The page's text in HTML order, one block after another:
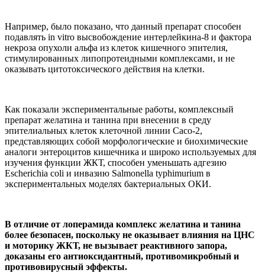
Например, было показано, что данный препарат способен
подавлять in vitro высвобождение интерлейкина-8 и фактора
некроза опухоли альфа из клеток кишечного эпителия,
стимулированных липопротеидными комплексами, и не
оказывать цитотоксического действия на клетки.
Как показали экспериментальные работы, комплексный
препарат желатина и танина при внесении в среду
эпителиальных клеток клеточной линии Сасо-2,
представляющих собой морфологические и биохимические
аналоги энтероцитов кишечника и широко используемых для
изучения функции ЖКТ, способен уменьшать адгезию
Escherichia coli и инвазию Salmonella typhimurium в
экспериментальных моделях бактериальных ОКИ.
В отличие от лоперамида комплекс желатина и танина
более безопасен, поскольку не оказывает влияния на ЦНС
и моторику ЖКТ, не вызывает реактивного запора,
доказаны его антиоксидантный, противомикробный и
противовирусный эффекты.